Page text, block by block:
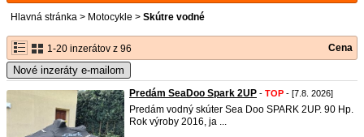
Hlavná stránka > Motocykle > Skútre vodné
1-20 inzerátov z 96 Cena
Nové inzeráty e-mailom
Predám SeaDoo Spark 2UP - TOP - [7.8. 2026]
Predám vodný skúter Sea Doo SPARK 2UP. 90 Hp.
Rok výroby 2016, ja ...